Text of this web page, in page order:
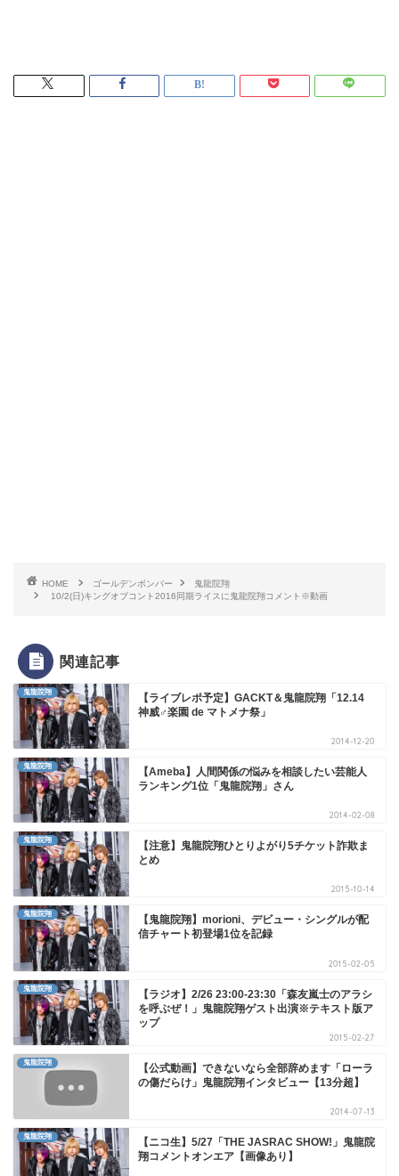
HOME ゴールデンボンバー
鬼龍院翔
10/2(日)キングオブコント2016同期ライスに鬼龍院翔コメント※動画
関連記事
鬼龍院翔
【ライブレポ予定】GACKT＆鬼龍院翔「12.14
神威♂楽園 de マトメナ祭」
2014-12-20
鬼龍院翔
【Ameba】人間関係の悩みを相談したい芸能人
ランキング1位「鬼龍院翔」さん
2014-02-08
鬼龍院翔
【注意】鬼龍院翔ひとりよがり5チケット詐欺ま
とめ
2015-10-14
鬼龍院翔
【鬼龍院翔】morioni、デビュー・シングルが配
信チャート初登場1位を記録
2015-02-05
鬼龍院翔
【ラジオ】2/26 23:00-23:30「森友嵐士のアラシ
を呼ぶぜ！」鬼龍院翔ゲスト出演※テキスト版ア
ップ
2015-02-27
鬼龍院翔
【公式動画】できないなら全部辞めます「ローラ
の傷だらけ」鬼龍院翔インタビュー【13分超】
2014-07-13
鬼龍院翔
【ニコ生】5/27「THE JASRAC SHOW!」鬼龍院
翔コメントオンエア【画像あり】